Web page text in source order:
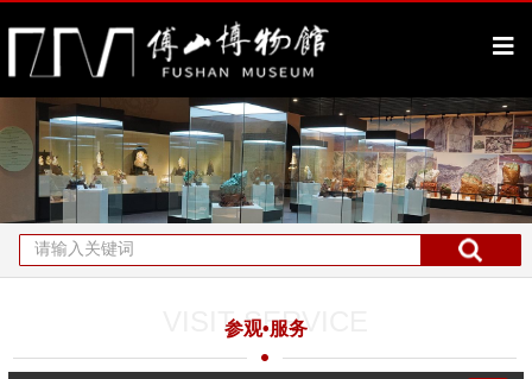
VISIT SERVICE
参观•服务